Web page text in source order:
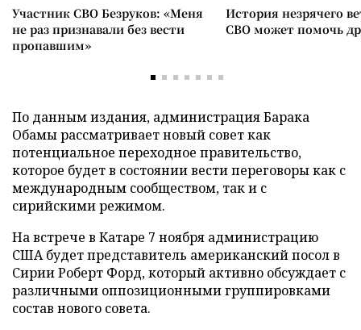
Участник СВО Безруков: «Меня
не раз признавали без вести
пропавшим»
История незрячего
СВО может помочь
По данным издания, администрация Барака
Обамы рассматривает новый совет как
потенциальное переходное правительство,
которое будет в состоянии вести переговоры как с
международным сообществом, так и с
сирийскими режимом.
На встрече в Катаре 7 ноября администрацию
США будет представитель американский посол в
Сирии Роберт Форд, который активно обсуждает с
различными оппозиционными группировками
состав нового совета.